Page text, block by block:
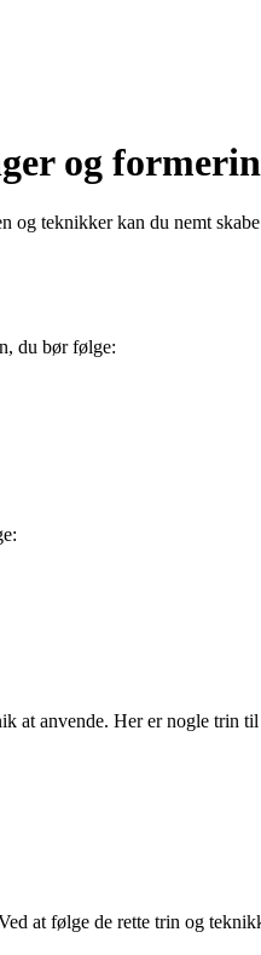
og
teknikker kan du nemt
du bør følge:
at anvende. Her er nogle trin
at følge de rette trin og